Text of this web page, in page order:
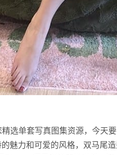
选单套写真图集资源，今天
魅力和可爱的风格，双马尾